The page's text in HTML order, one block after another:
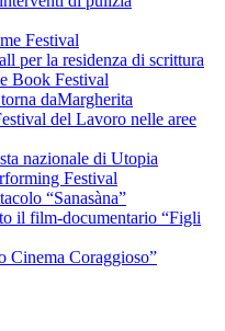
Festival
per la residenza di scrittura
Book Festival
daMargherita
del Lavoro nelle aree
nazionale di Utopia
Festival
“Sanasàna”
il film-documentario “Figli
Cinema Coraggioso”